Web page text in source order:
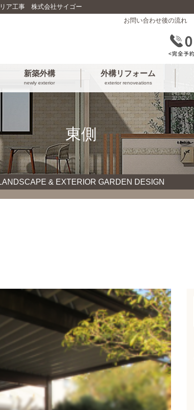
ア工事 株式会社サイゴー
お問い合わせ後の流れ
新築外構
newly exterior
外構リフォーム
exterior renoveations
東側
& EXTERIOR GARDEN DESIGN